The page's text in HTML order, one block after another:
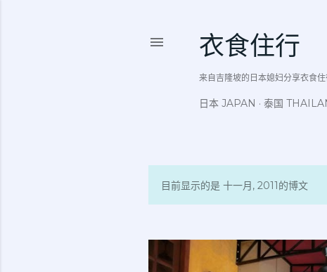
衣食住行
来自吉隆坡的日本媳妇分享衣食
日本 JAPAN 泰国
博
目前显示的是 十一月, 2011的博文